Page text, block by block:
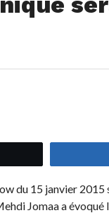
du 15 janvier
Jomaa a évoqué